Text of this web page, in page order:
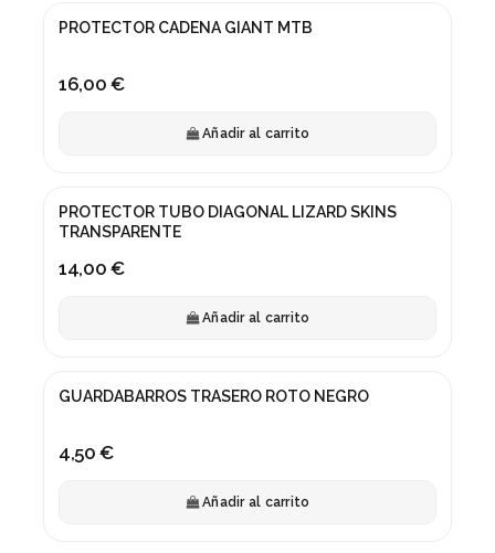
PROTECTOR CADENA GIANT MTB
16,00 €
Añadir al carrito
PROTECTOR TUBO DIAGONAL LIZARD SKINS
TRANSPARENTE
14,00 €
Añadir al carrito
GUARDABARROS TRASERO ROTO NEGRO
4,50 €
Añadir al carrito